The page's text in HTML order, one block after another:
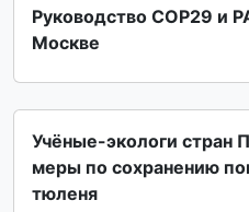
Руководство СОР29 и
Москве
Учёные-экологи стран
меры по сохранению
тюленя